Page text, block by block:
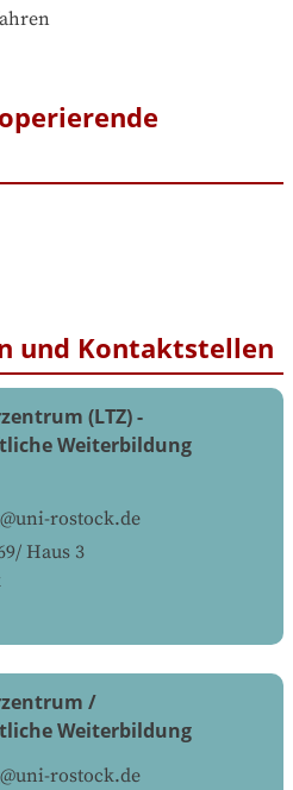
und Kontaktstellen
(LTZ) -
Weiterbildung
rostock.de
Haus 3
/
Weiterbildung
rostock.de